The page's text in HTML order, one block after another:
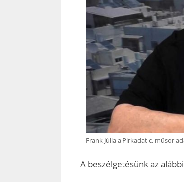
Frank Júlia a Pirkadat c. műsor
A beszélgetésünk az